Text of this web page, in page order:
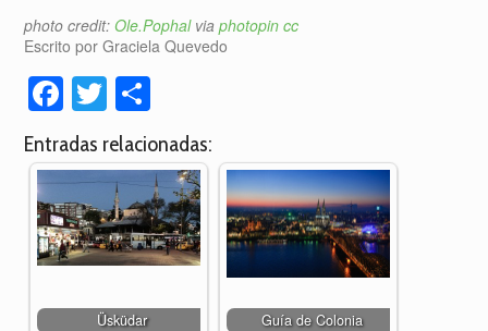
photo credit:Ole.Pophalviaphotopin cc
Escrito por Graciela Quevedo
Facebook
Twitter
Entradas relacionadas:
Üsküdar Guía de Colonia